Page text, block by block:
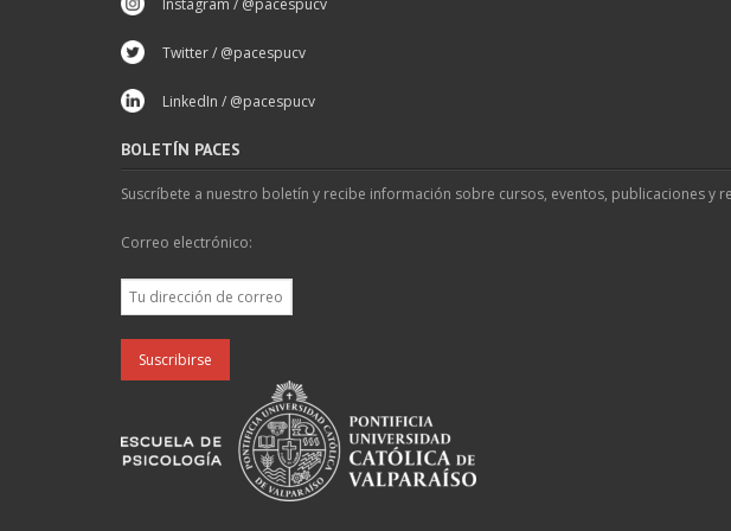
Instagram / @pacespucv
Twitter / @pacespucv
LinkedIn / @pacespucv
BOLETÍN PACES
Suscríbete a nuestro boletín y recibe información sobre cursos, eventos, publicaciones y
Correo electrónico: